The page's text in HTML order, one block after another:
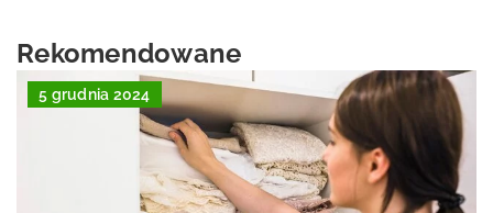
Rekomendowane
5 grudnia 2024